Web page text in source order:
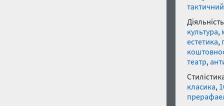
тактичний
культура,
естетика,
театр,
класика,